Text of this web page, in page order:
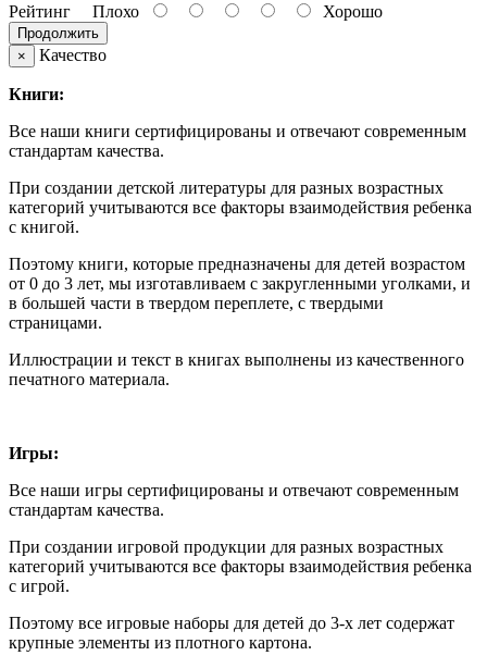
Рейтинг Плохо Хорошо
Продолжить
×
Качество
Книги:
Все наши книги сертифицированы и отвечают современным
стандартам качества.
При создании детской литературы для разных возрастных
категорий учитываются все факторы взаимодействия ребенка
с книгой.
Поэтому книги, которые предназначены для детей возрастом
от 0 до 3 лет, мы изготавливаем с закругленными уголками, и
в большей части в твердом переплете, с твердыми
страницами.
Иллюстрации и текст в книгах выполнены из качественного
печатного материала.
Игры:
Все наши игры сертифицированы и отвечают современным
стандартам качества.
При создании игровой продукции для разных возрастных
категорий учитываются все факторы взаимодействия ребенка
с игрой.
Поэтому все игровые наборы для детей до 3-х лет содержат
крупные элементы из плотного картона.